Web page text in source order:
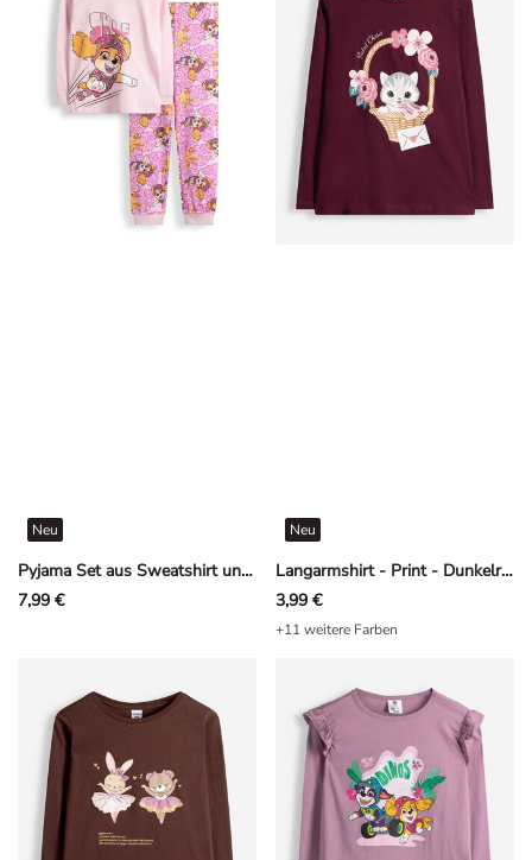
Pyjama Set aus Sweatshirt und Leggings - Paw Patrol - Rosa
Neu
7,99 €
Langarmshirt - Print - Dunkelrot
Neu
3,99 €
+11 weitere Farben